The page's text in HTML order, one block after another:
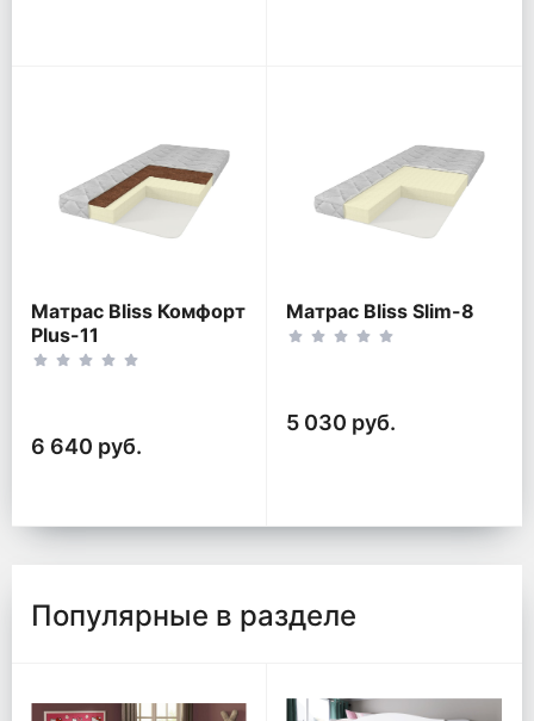
Матрас Bliss Комфорт
Plus-11
6 640 руб.
Матрас Bliss Slim-8
5 030 руб.
Популярные в разделе